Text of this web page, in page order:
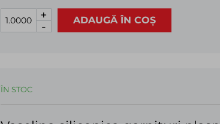
ADAUGĂ ÎN COȘ
+
-
ÎN STOC